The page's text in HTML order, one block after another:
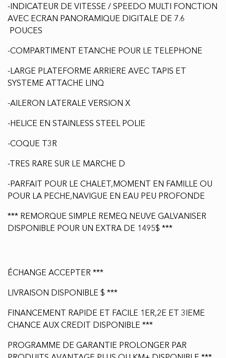
-INDICATEUR DE VITESSE / SPEEDO MULTI FONCTION
AVEC ECRAN PANORAMIQUE DIGITALE DE 7.6
POUCES
-COMPARTIMENT ETANCHE POUR LE TELEPHONE
-LARGE PLATEFORME ARRIERE AVEC TAPIS ET
SYSTEME ATTACHE LINQ
-AILERON LATERALE VERSION X
-HELICE EN STAINLESS STEEL POLIE
-COQUE T3R
-TRES RARE SUR LE MARCHE D
-PARFAIT POUR LE CHALET,MOMENT EN FAMILLE OU
POUR LA PECHE,NAVIGUE EN EAU PEU PROFONDE
*** REMORQUE SIMPLE REMEQ NEUVE GALVANISER
DISPONIBLE POUR UN EXTRA DE 1495$ ***
ÉCHANGE ACCEPTER ***
LIVRAISON DISPONIBLE $ ***
FINANCEMENT RAPIDE ET FACILE 1ER,2E ET 3IEME
CHANCE AUX CREDIT DISPONIBLE ***
PROGRAMME DE GARANTIE PROLONGER PAR